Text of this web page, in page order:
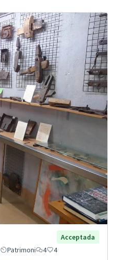
Acceptada
Patrimoni 4 4